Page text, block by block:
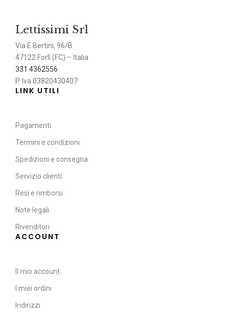
Lettissimi Srl
Via E.Bertini, 96/B
47122 Forlì (FC) – Italia
331 4362556
P. Iva 03820430407
LINK UTILI
Pagamenti
Termini e condizioni
Spedizioni e consegna
Servizio clienti
Resi e rimborsi
Note legali
Rivenditori
ACCOUNT
Il mio account
I miei ordini
Indirizzi